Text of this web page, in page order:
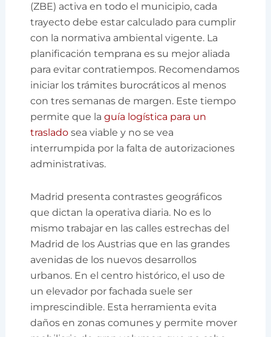
(ZBE) activa en todo el municipio, cada
trayecto debe estar calculado para cumplir
con la normativa ambiental vigente. La
planificación temprana es su mejor aliada
para evitar contratiempos. Recomendamos
iniciar los trámites burocráticos al menos
con tres semanas de margen. Este tiempo
permite que laguía logística para un
traslado sea viable y no se vea
interrumpida por la falta de autorizaciones
administrativas.
Madrid presenta contrastes geográficos
que dictan la operativa diaria. No es lo
mismo trabajar en las calles estrechas del
Madrid de los Austrias que en las grandes
avenidas de los nuevos desarrollos
urbanos. En el centro histórico, el uso de
un elevador por fachada suele ser
imprescindible. Esta herramienta evita
daños en zonas comunes y permite mover